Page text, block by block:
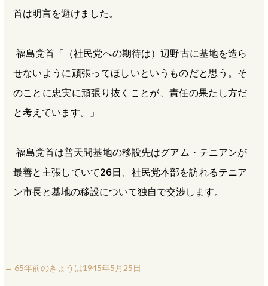
首は明言を避けました。
福島党首「（社民党への期待は）辺野古に基地を造ら
せないように頑張ってほしいというものだと思う。そ
のことに忠実に頑張り抜くことが、責任の果たし方だ
と考えています。」
福島党首は普天間基地の移設先はグアム・テニアンが
最善と主張していて26日、社民党本部を訪れるテニア
ン市長と基地の移設について独自で交渉します。
← 65年前のきょうは1945年5月25日